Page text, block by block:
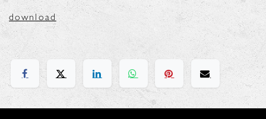
download